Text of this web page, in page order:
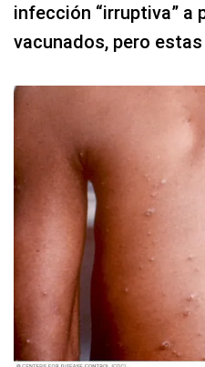
infección “irruptiva” a
vacunados, pero